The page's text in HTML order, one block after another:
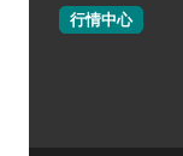
行情中心